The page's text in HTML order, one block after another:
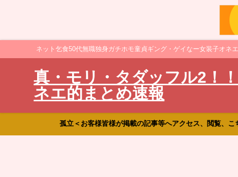
ネット乞食50代無職独身ガチホモ童貞ギング・ゲイなー女装子オネ
真・モリ・タダッフル2！
ネエ的まとめ速報
孤立＜お客様皆様が掲載の記事等へアクセス、閲覧、